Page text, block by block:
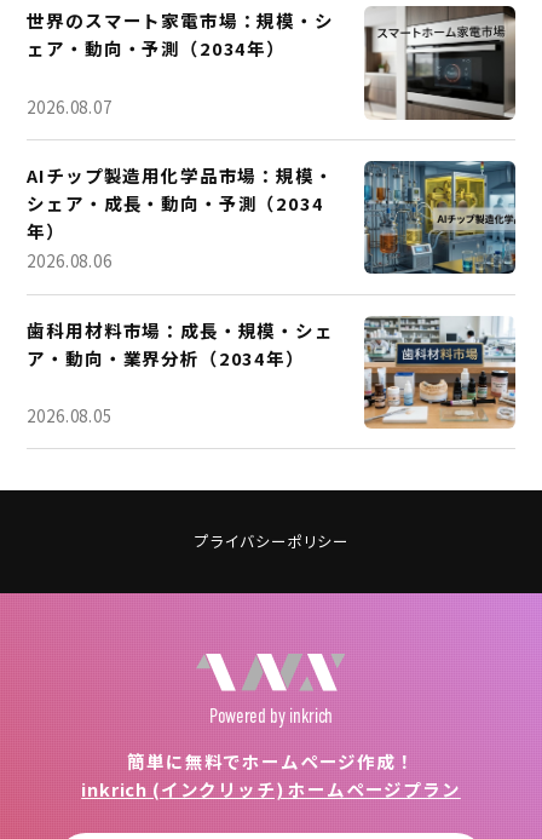
世界のスマート家電市場：規模・シ
ェア・動向・予測（2034年）
2026.08.07
AIチップ製造用化学品市場：規模・
シェア・成長・動向・予測（2034
年）
2026.08.06
歯科用材料市場：成長・規模・シェ
ア・動向・業界分析（2034年）
2026.08.05
プライバシーポリシー
Powered by inkrich
簡単に無料でホームページ作成！
inkrich (インクリッチ) ホームページプラン